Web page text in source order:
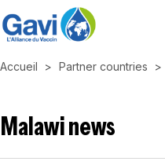
Skip
to
content
Accueil Partner countries
Malawi news